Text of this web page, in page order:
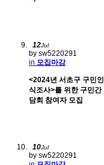
12Jul
by sw5220291
in 모집마감
<2024년 서초구 구민인
식조사>를 위한 구민간
담회 참여자 모집
10Jul
by sw5220291